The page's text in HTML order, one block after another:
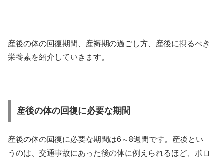
産後の体の回復期間、産褥期の過ごし方、産後に摂るべき
栄養素を紹介していきます。
産後の体の回復に必要な期間
産後の体の回復に必要な期間は6～8週間です。産後とい
うのは、交通事故にあった後の体に例えられるほど、ボロ